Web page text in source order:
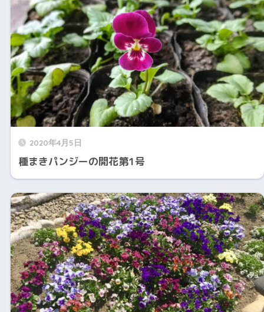
2020年4月5日
種まきパンジーの開花第1号